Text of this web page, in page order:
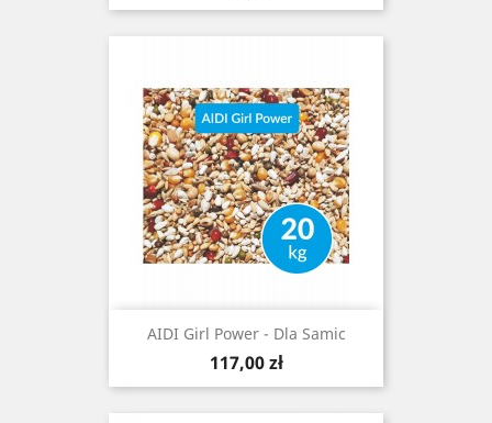
AIDI Girl Power - Dla Samic
Cena
117,00 zł